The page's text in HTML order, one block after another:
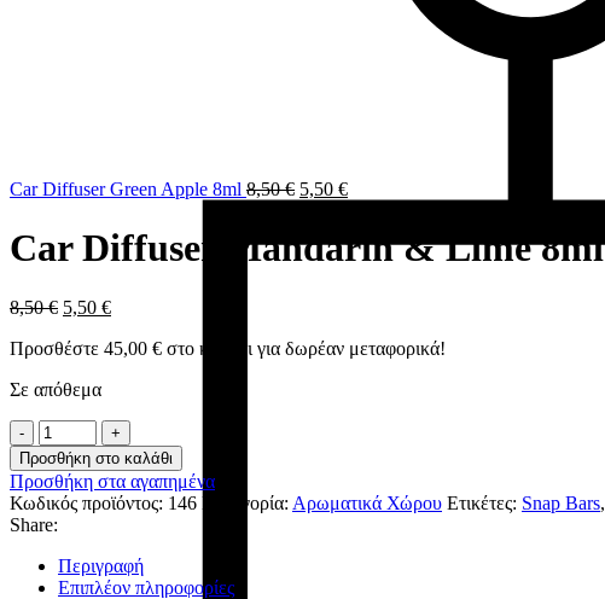
Car Diffuser Green Apple 8ml 8,50€ 5,50 €
Car Diffuser Mandarin & Lime 8ml
8,50€ 5,50 €
Προσθέστε 45,00 € στο καλάθι για δωρέαν μεταφορικά!
Σε απόθεμα
Car
Diffuser
Mandarin
&
Lime
8ml
ποσότητα
Προσθήκη στο καλάθι
Προσθήκη στα αγαπημένα
Κωδικός προϊόντος: 146 Κατηγορία: Αρωματικά Χώρου Ετικέτες: Snap Bars,
Share:
Περιγραφή
Επιπλέον πληροφορίες